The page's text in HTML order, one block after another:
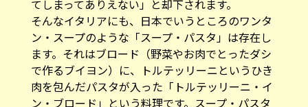
てしまってありえない」と却下されます。
そんなイタリアにも、日本でいうところのワンタ
ン・スープのような「スープ・パスタ」は存在し
ます。それはブロード（野菜やお肉でとったダシ
で作るブイヨン）に、トルテッリーニというひき
肉を包んだパスタが入った「トルテッリーニ・イ
ン・ブロード」という料理です。スープ・パスタ